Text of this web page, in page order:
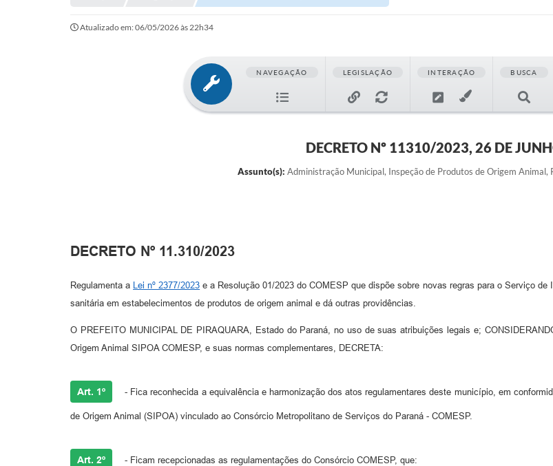
Atualizado em: 06/05/2026 às 22h34
NAVEGAÇÃO LEGISLAÇÃO INTERAÇÃO BUSCA
DECRETO Nº 11310/2023, 26 DE
Assunto(s): Administração Municipal, Inspeção de Produtos de Origem Animal,
DECRETO Nº 11.310/2023
Regulamenta a Lei nº 2377/2023 e a Resolução 01/2023 do COMESP que dispõe sobre novas regras para o Serviço
sanitária em estabelecimentos de produtos de origem animal e dá outras providências.
O PREFEITO MUNICIPAL DE PIRAQUARA, Estado do Paraná, no uso de suas atribuições legais e;
Origem Animal SIPOA COMESP, e suas normas complementares, DECRETA:
Art. 1º - Fica reconhecida a equivalência e harmonização dos atos regulamentares deste município, em
de Origem Animal (SIPOA) vinculado ao Consórcio Metropolitano de Serviços do Paraná - COMESP.
Art. 2º - Ficam recepcionadas as regulamentações do Consórcio COMESP, que: